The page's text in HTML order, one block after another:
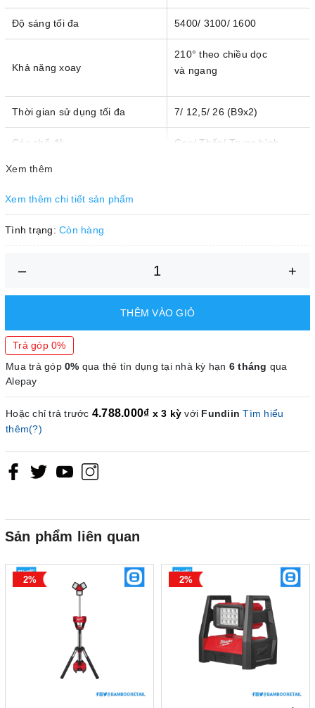
Độ sáng tối đa 5400/ 3100/ 1600
Khả năng xoay
210° theo chiều dọc
và ngang
Thời gian sử dụng tối đa 7/ 12,5/ 26 (B9x2)
Các chế độ Cao/ Thấp/ Trung bình
Tiêu chuẩn IP
Điện thế (V)
Trọng lượng kèm pin 9Ah (x2)
Xem thêm
Xem thêm chi tiết sản phẩm
Tình trạng: Còn hàng
– +
THÊM VÀO GIỎ
Trả góp 0%
Mua trả góp 0% qua thẻ tín dụng tại nhà kỳ hạn 6 tháng qua
Alepay
Hoặc chỉ trả trước 4.788.000₫ x 3 kỳ với Fundiin Tìm hiểu
thêm(?)
Sản phẩm liên quan
2% 2%